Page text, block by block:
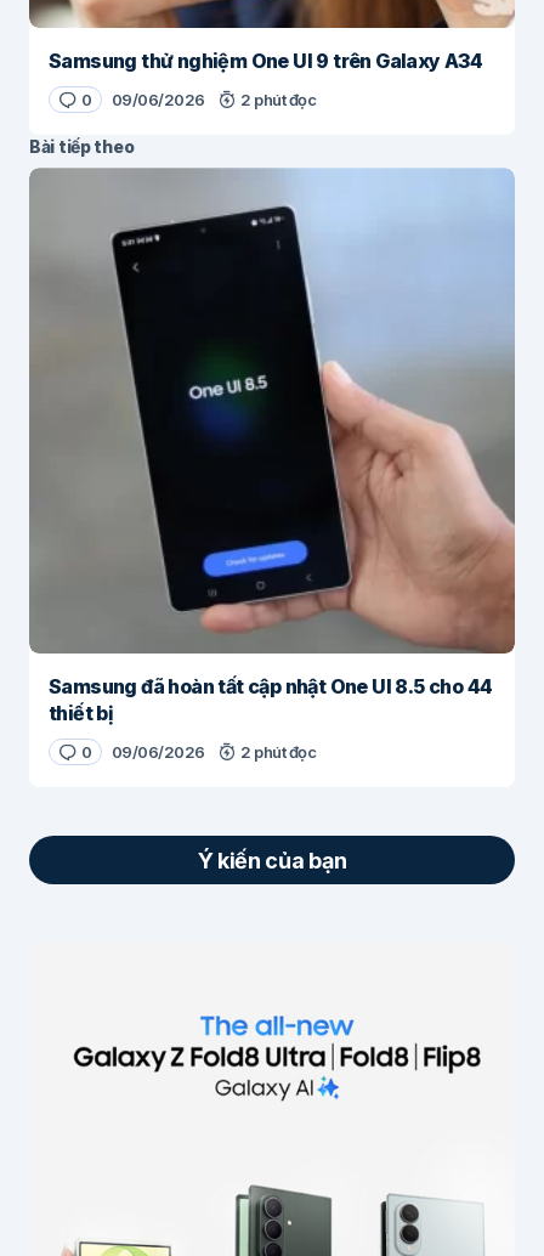
Samsung thử nghiệm One UI 9 trên Galaxy A34
0 09/06/2026 2 phút đọc
Bài tiếp theo
Samsung đã hoàn tất cập nhật One UI 8.5 cho 44
thiết bị
0 09/06/2026 2 phút đọc
Ý kiến của bạn
Các trường bắt buộc được đánh dấu
Nội dung*